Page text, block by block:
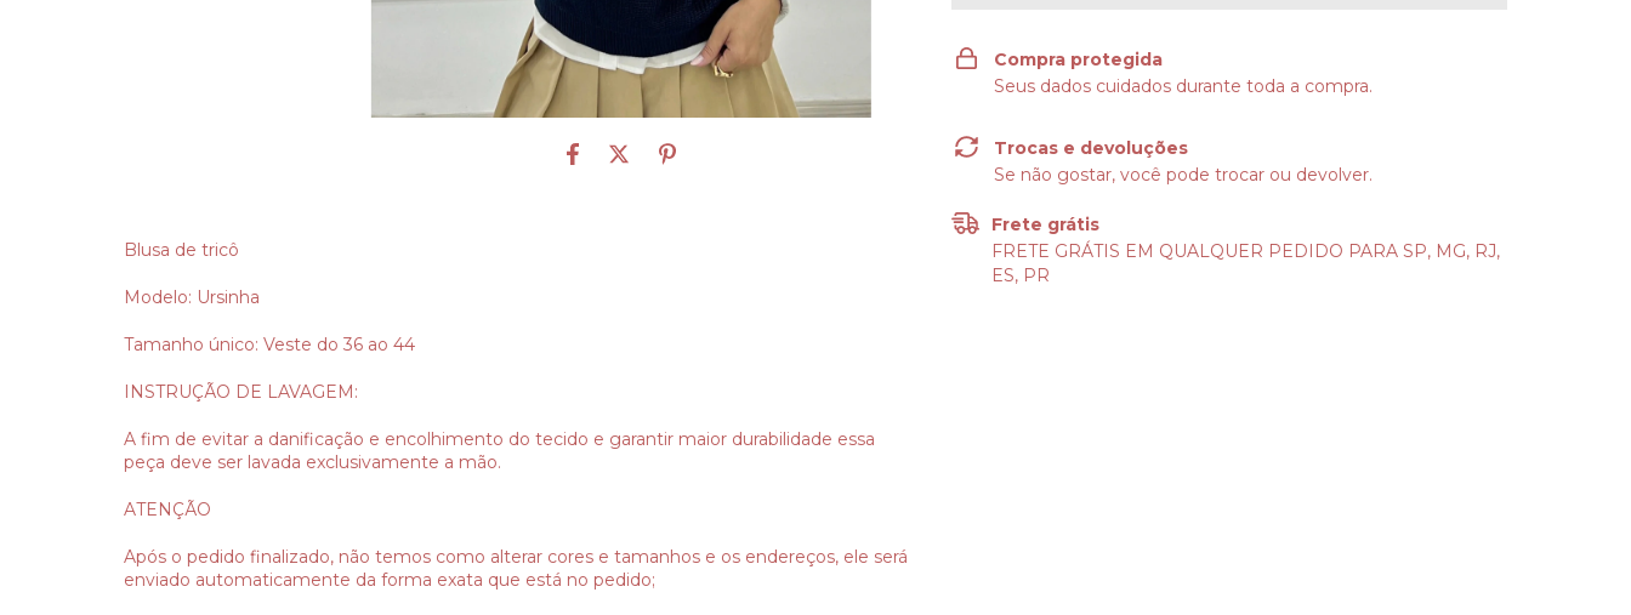
Blusa de tricô
Modelo: Ursinha
Tamanho único: Veste do 36 ao 44
INSTRUÇÃO DE LAVAGEM:
A fim de evitar a danificação e encolhimento do tecido e garantir maior durabilidade essa
peça deve ser lavada exclusivamente a mão.
ATENÇÃO
Após o pedido finalizado, não temos como alterar cores e tamanhos e os endereços, ele será
enviado automaticamente da forma exata que está no pedido;
Compra protegida
Seus dados cuidados durante toda a compra.
Trocas e devoluções
Se não gostar, você pode trocar ou devolver.
Frete grátis
FRETE GRÁTIS EM QUALQUER PEDIDO PARA SP, MG, RJ,
ES, PR